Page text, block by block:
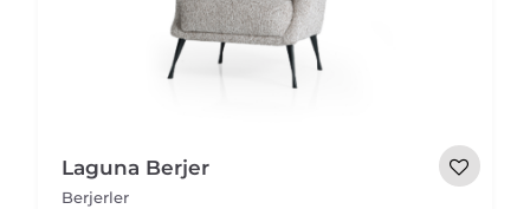
Laguna Berjer
Berjerler